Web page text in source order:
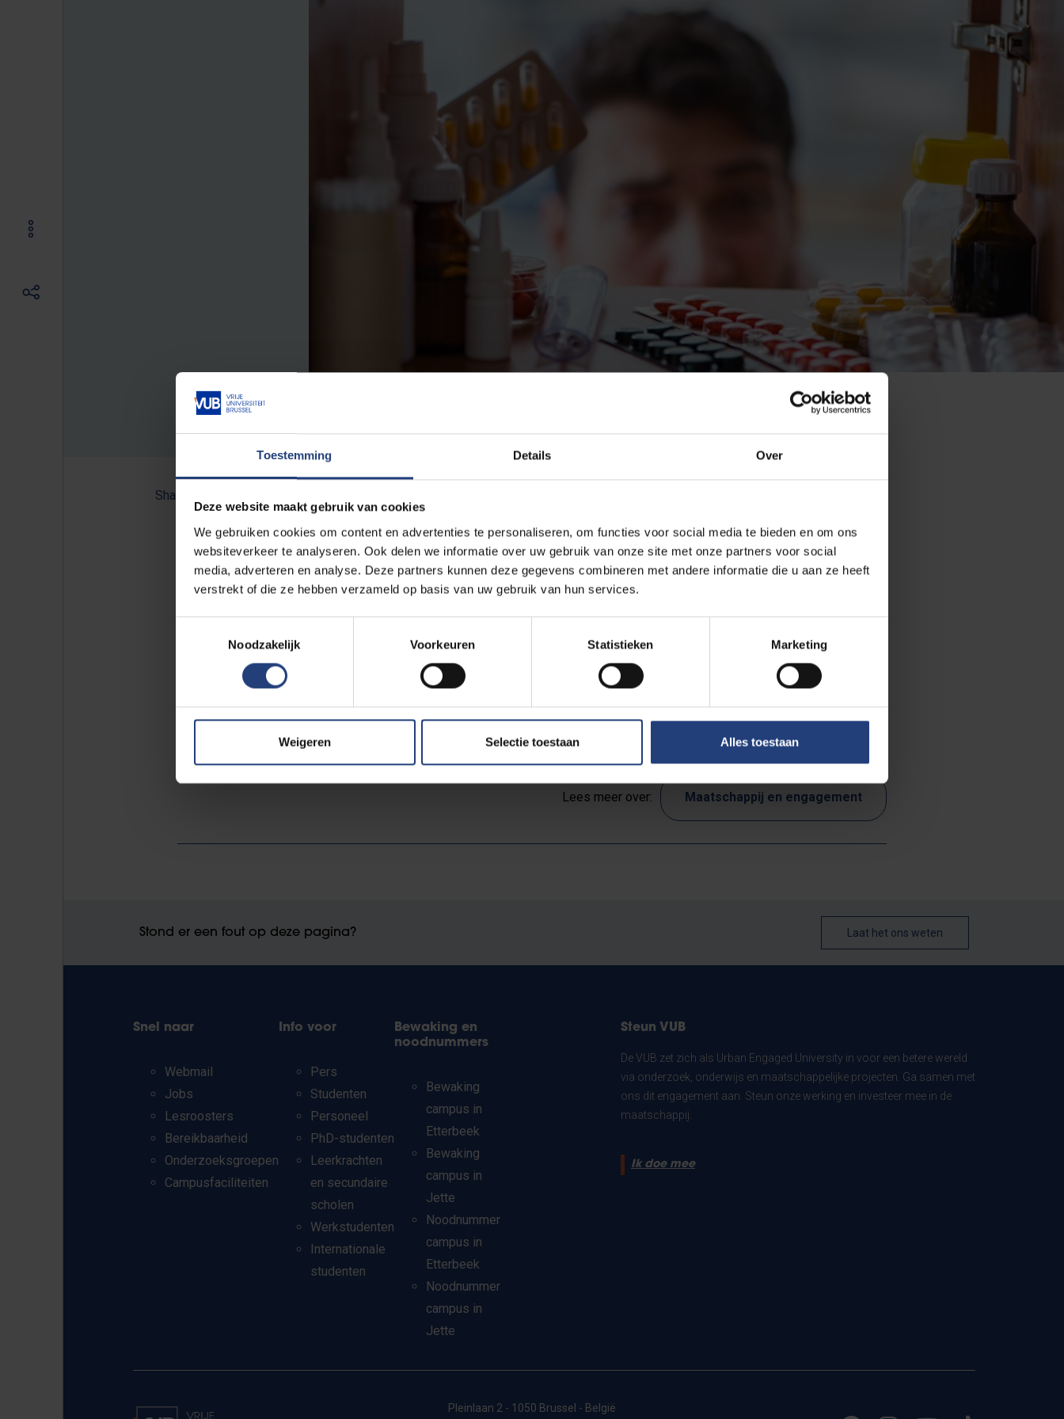
Toestemming Details Over
Deze website maakt gebruik van cookies
We gebruiken cookies om content en advertenties te personaliseren, om functies voor social media te bieden en om ons
websiteverkeer te analyseren. Ook delen we informatie over uw gebruik van onze site met onze partners voor social
media, adverteren en analyse. Deze partners kunnen deze gegevens combineren met andere informatie die u aan ze heeft
verstrekt of die ze hebben verzameld op basis van uw gebruik van hun services.
Noodzakelijk
Voorkeuren Statistieken Marketing
Weigeren Selectie toestaan Alles toestaan
Share:
In bijna ieder medicijnkastje zul je standaard een hoestsiroop vinden, maar is dat wel nodig? Dirk Devroey,
professorhuisartsgeneeskundeaan de VUB, vindt alvast van niet. Je legt er beter andere items in. “Een
betrouwbare koortsthermometer moet er dus zeker in. En een pijnstiller en koortswerend middel.” Een
tekentangetje is volgens professor Devroey handig als je vaak in de natuur vertoeft. Daarnaast adviseert hij ook
iets aan om in de diepvriezer te bewaren. “Een ice packvoor de behandeling van een verzwikte enkel of een
kneuzing.” Lees meer op
Lees meer over: Maatschappij en engagement
Stond er een fout op deze pagina? Laat het ons weten
Snel naar
Webmail
Jobs
Lesroosters
Bereikbaarheid
Onderzoeksgroepen
Campusfaciliteiten
Info voor
Pers
Studenten
Personeel
PhD-studenten
Leerkrachten
en secundaire
scholen
Werkstudenten
Internationale
studenten
Bewaking en
noodnummers
Bewaking
campus in
Etterbeek
Bewaking
campus in
Jette
Noodnummer
campus in
Etterbeek
Noodnummer
campus in
Jette
Steun VUB
De VUB zet zich als Urban Engaged University in voor een betere wereld
via onderzoek, onderwijs en maatschappelijke projecten. Ga samen met
ons dit engagement aan. Steun onze werking en investeer mee in de
maatschappij.
Ik doe mee
Pleinlaan 2 - 1050 Brussel - België